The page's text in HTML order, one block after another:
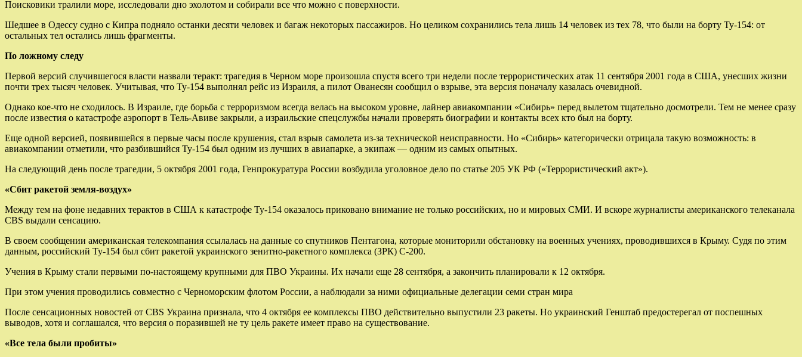
Поисковики тралили море, исследовали дно эхолотом и собирали все что можно с поверхности.
Шедшее в Одессу судно с Кипра подняло останки десяти человек и багаж некоторых пассажиров. Но целиком сохранились тела лишь 14 человек из тех 78, что были на борту Ту-154: от
остальных тел остались лишь фрагменты.
По ложному следу
Первой версий случившегося власти назвали теракт: трагедия в Черном море произошла спустя всего три недели после террористических атак 11 сентября 2001 года в США, унесших жизни
почти трех тысяч человек. Учитывая, что Ту-154 выполнял рейс из Израиля, а пилот Ованесян сообщил о взрыве, эта версия поначалу казалась очевидной.
Однако кое-что не сходилось. В Израиле, где борьба с терроризмом всегда велась на высоком уровне, лайнер авиакомпании «Сибирь» перед вылетом тщательно досмотрели. Тем не менее сразу
после известия о катастрофе аэропорт в Тель-Авиве закрыли, а израильские спецслужбы начали проверять биографии и контакты всех кто был на борту.
Еще одной версией, появившейся в первые часы после крушения, стал взрыв самолета из-за технической неисправности. Но «Сибирь» категорически отрицала такую возможность: в
авиакомпании отметили, что разбившийся Ту-154 был одним из лучших в авиапарке, а экипаж — одним из самых опытных.
На следующий день после трагедии, 5 октября 2001 года, Генпрокуратура России возбудила уголовное дело по статье 205 УК РФ («Террористический акт»).
«Сбит ракетой земля-воздух»
Между тем на фоне недавних терактов в США к катастрофе Ту-154 оказалось приковано внимание не только российских, но и мировых СМИ. И вскоре журналисты американского телеканала
CBS выдали сенсацию.
В своем сообщении американская телекомпания ссылалась на данные со спутников Пентагона, которые мониторили обстановку на военных учениях, проводившихся в Крыму. Судя по этим
данным, российский Ту-154 был сбит ракетой украинского зенитно-ракетного комплекса (ЗРК) С-200.
Учения в Крыму стали первыми по-настоящему крупными для ПВО Украины. Их начали еще 28 сентября, а закончить планировали к 12 октября.
При этом учения проводились совместно с Черноморским флотом России, а наблюдали за ними официальные делегации семи стран мира
После сенсационных новостей от CBS Украина признала, что 4 октября ее комплексы ПВО действительно выпустили 23 ракеты. Но украинский Генштаб предостерегал от поспешных
выводов, хотя и соглашался, что версия о поразившей не ту цель ракете имеет право на существование.
«Все тела были пробиты»